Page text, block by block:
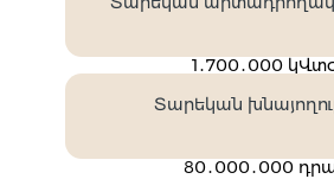
1․700․000
Տարեկան
80․000․000